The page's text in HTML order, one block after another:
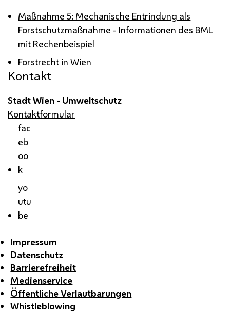
Maßnahme 5: Mechanische Entrindung als
Forstschutzmaßnahme - Informationen des BML
mit Rechenbeispiel
Forstrecht in Wien
Kontakt
Stadt Wien - Umweltschutz
Kontaktformular
fac
eb
oo
k
yo
utu
be
Impressum
Datenschutz
Barrierefreiheit
Medienservice
Öffentliche Verlautbarungen
Whistleblowing